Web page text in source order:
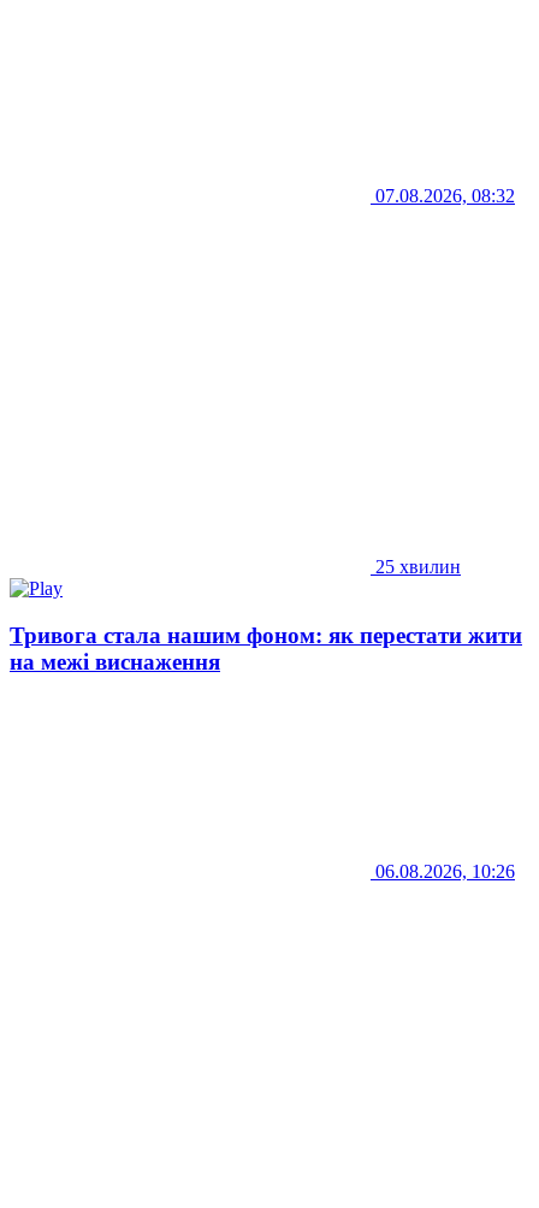
07.08.2026, 08:32
25 хвилин
Тривога стала нашим фоном: як перестати жити
на межі виснаження
06.08.2026, 10:26